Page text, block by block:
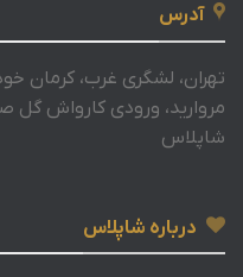
آدرس
تهران، لشگری غرب، کرمان
مروارید، ورودی کارواش گل
شاپلاس
درباره شاپلاس